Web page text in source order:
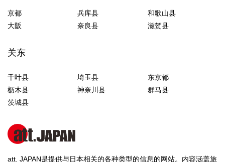
京都 兵库县
和歌山县
大阪
奈良县 滋贺县
关东
千叶县 埼玉县
东京都
枥木县
神奈川县
群马县
茨城县
att. JAPAN是提供与日本相关的各种类型的信息的网站。内容涵盖旅